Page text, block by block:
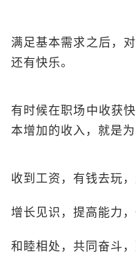
满足基本需求之后，
还有快乐。
有时候在职场中收获
本增加的收入，就是为
收到工资，有钱去玩，
增长见识，提高能力，
和睦相处，共同奋斗，